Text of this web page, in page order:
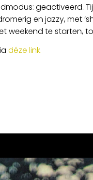
geactiveerd.
en jazzy, met
weekend te starten,
déze link.